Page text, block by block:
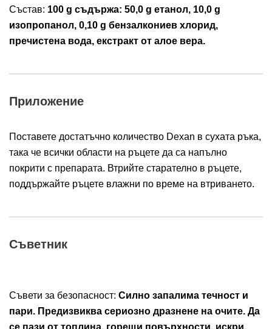
Състав: 100 g съдържа: 50,0 g етанол, 10,0 g
изопропанол, 0,10 g бензалкониев хлорид,
пречистена вода, екстракт от алое вера.
Приложение
Поставете достатъчно количество Dexan в сухата ръка,
така че всички области на ръцете да са напълно
покрити с препарата. Втрийте старателно в ръцете,
поддържайте ръцете влажни по време на втриването.
Съветник
Съвети за безопасност: Силно запалима течност и
пари. Предизвиква сериозно дразнене на очите. Да